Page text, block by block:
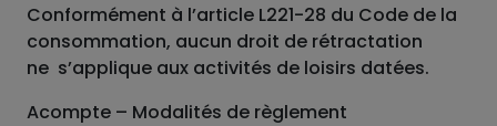
Conformément à l’article L221-28 du Code de la
consommation, aucun droit de rétractation
ne s’applique aux activités de loisirs datées.
Acompte – Modalités de règlement